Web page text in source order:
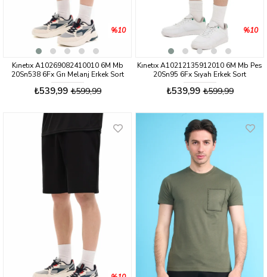
Kınetıx A10269082410010 6M Mb
20Sn538 6Fx Grı Melanj Erkek Sort
₺539,99 ₺599,99
%10
Kınetıx A10212135912010 6M Mb Pes
20Sn95 6Fx Sıyah Erkek Sort
₺539,99 ₺599,99
%10